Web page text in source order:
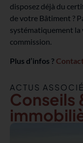
disposez déjà du
de votre Bâtiment ?
systématiquement la
commission.
Plus d’infos ?
ACTUS
Conseils